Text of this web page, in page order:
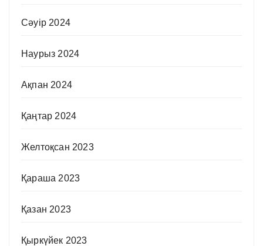
Сәуір 2024
Наурыз 2024
Ақпан 2024
Қаңтар 2024
Желтоқсан 2023
Қараша 2023
Қазан 2023
Қыркүйек 2023